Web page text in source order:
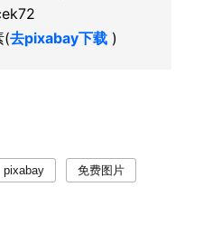
(去pixabay下载 )
pixabay 免费图片